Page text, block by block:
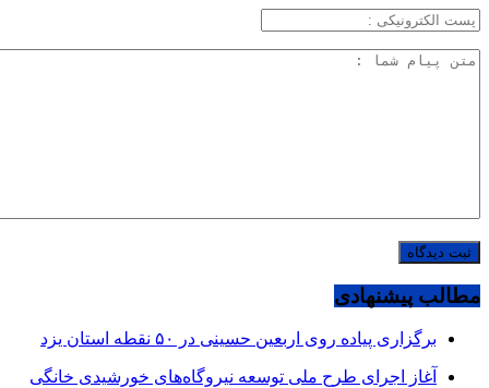
مطالب پیشنهادی
برگزاری پیاده روی اربعین حسینی در ۵۰ نقطه استان یزد
آغاز اجرای طرح ملی توسعه نیروگاه‌های خورشیدی خانگی